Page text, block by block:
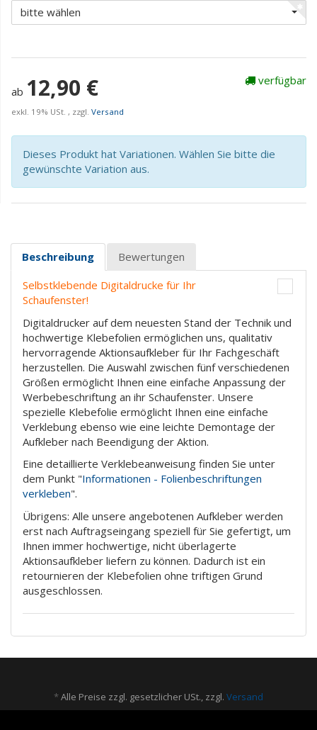
bitte wählen
ab 12,90 €
exkl. 19% USt. , zzgl. Versand
verfügbar
Dieses Produkt hat Variationen. Wählen Sie bitte die
gewünschte Variation aus.
Beschreibung
Bewertungen
Selbstklebende Digitaldrucke für Ihr
Schaufenster!
Digitaldrucker auf dem neuesten Stand der Technik und
hochwertige Klebefolien ermöglichen uns, qualitativ
hervorragende Aktionsaufkleber für Ihr Fachgeschäft
herzustellen. Die Auswahl zwischen fünf verschiedenen
Größen ermöglicht Ihnen eine einfache Anpassung der
Werbebeschriftung an ihr Schaufenster. Unsere
spezielle Klebefolie ermöglicht Ihnen eine einfache
Verklebung ebenso wie eine leichte Demontage der
Aufkleber nach Beendigung der Aktion.
Eine detaillierte Verklebeanweisung finden Sie unter
dem Punkt "Informationen - Folienbeschriftungen
verkleben".
Übrigens: Alle unsere angebotenen Aufkleber werden
erst nach Auftragseingang speziell für Sie gefertigt, um
Ihnen immer hochwertige, nicht überlagerte
Aktionsaufkleber liefern zu können. Dadurch ist ein
retournieren der Klebefolien ohne triftigen Grund
ausgeschlossen.
*Alle Preise zzgl. gesetzlicher USt., zzgl. Versand